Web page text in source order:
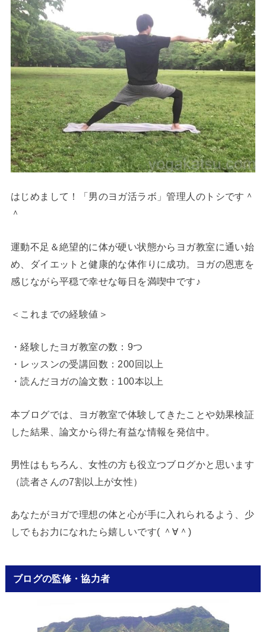
はじめまして！「男のヨガ活ラボ」管理人のトシです＾
＾
運動不足＆絶望的に体が硬い状態からヨガ教室に通い始
め、ダイエットと健康的な体作りに成功。ヨガの恩恵を
感じながら平穏で幸せな毎日を満喫中です♪
＜これまでの経験値＞
・経験したヨガ教室の数：9つ
・レッスンの受講回数：200回以上
・読んだヨガの論文数：100本以上
本ブログでは、ヨガ教室で体験してきたことや効果検証
した結果、論文から得た有益な情報を発信中。
男性はもちろん、女性の方も役立つブログかと思います
（読者さんの7割以上が女性）
あなたがヨガで理想の体と心が手に入れられるよう、少
しでもお力になれたら嬉しいです( ＾∀＾)
ブログの監修・協力者